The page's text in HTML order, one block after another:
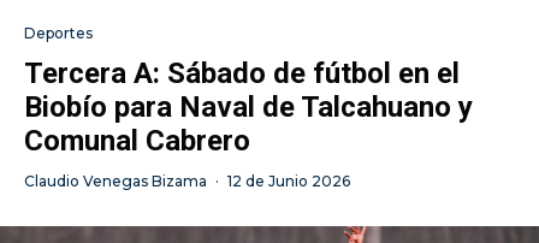
Deportes
Tercera A: Sábado de fútbol en el
Biobío para Naval de Talcahuano y
Comunal Cabrero
Claudio Venegas Bizama · 12 de Junio 2026